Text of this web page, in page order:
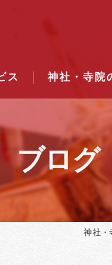
ス 神社・寺院
結婚式ので
結婚式の
ブログ
神社・